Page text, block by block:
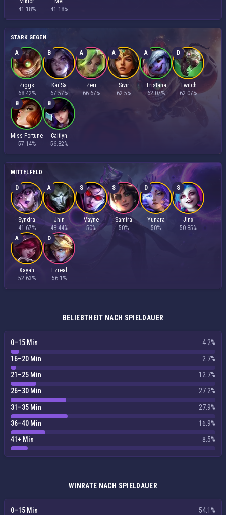
41.18%
41.18%
STARK GEGEN
A
Ziggs
68.42%
B
Kai'Sa
67.57%
A
Zeri
66.67%
A
Sivir
62.5%
A
Tristana
62.07%
D
Twitch
62.07%
B
Miss Fortune
57.14%
B
Caitlyn
56.82%
MITTELFELD
D
Syndra
41.67%
A
Jhin
48.44%
S
Vayne
50%
S
Samira
50%
D
Yunara
50%
S
Jinx
50.85%
A
Xayah
52.63%
D
Ezreal
56.1%
BELIEBTHEIT NACH SPIELDAUER
0–15 Min
4.2%
16–20 Min
2.7%
21–25 Min
12.7%
26–30 Min
27.2%
31–35 Min
27.9%
36–40 Min
16.9%
41+ Min
8.5%
WINRATE NACH SPIELDAUER
0–15 Min
54.1%